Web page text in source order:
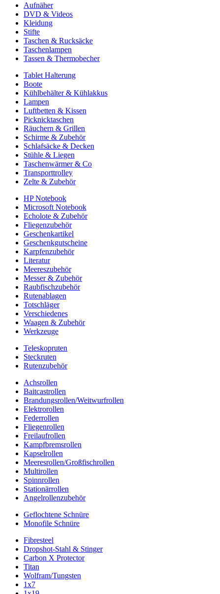
Aufnäher
DVD & Videos
Kleidung
Stifte
Taschen & Rucksäcke
Taschenlampen
Tassen & Thermobecher
Tablet Halterung
Boote
Kühlbehälter & Kühlakkus
Lampen
Luftbetten & Kissen
Picknicktaschen
Räuchern & Grillen
Schirme & Zubehör
Schlafsäcke & Decken
Stühle & Liegen
Taschenwärmer & Co
Transporttrolley
Zelte & Zubehör
HP Notebook
Microsoft Notebook
Echolote & Zubehör
Fliegenzubehör
Geschenkartikel
Geschenkgutscheine
Karpfenzubehör
Literatur
Meereszubehör
Messer & Zubehör
Raubfischzubehör
Rutenablagen
Totschläger
Verschiedenes
Waagen & Zubehör
Werkzeuge
Teleskopruten
Steckruten
Rutenzubehör
Achsrollen
Baitcastrollen
Brandungsrollen/Weitwurfrollen
Elektrorollen
Federrollen
Fliegenrollen
Freilaufrollen
Kampfbremsrollen
Kapselrollen
Meeresrollen/Großfischrollen
Multirollen
Spinnrollen
Stationärrollen
Angelrollenzubehör
Geflochtene Schnüre
Monofile Schnüre
Fibresteel
Dropshot-Stahl & Stinger
Carbon X Protector
Titan
Wolfram/Tungsten
1x7